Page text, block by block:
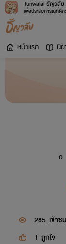
Tunwalai ธัญวลัย
เพื่อประสบการณ์ที่ดี
หน้าแรก นิ
0
285 เข้าชม
1 ถูกใจ